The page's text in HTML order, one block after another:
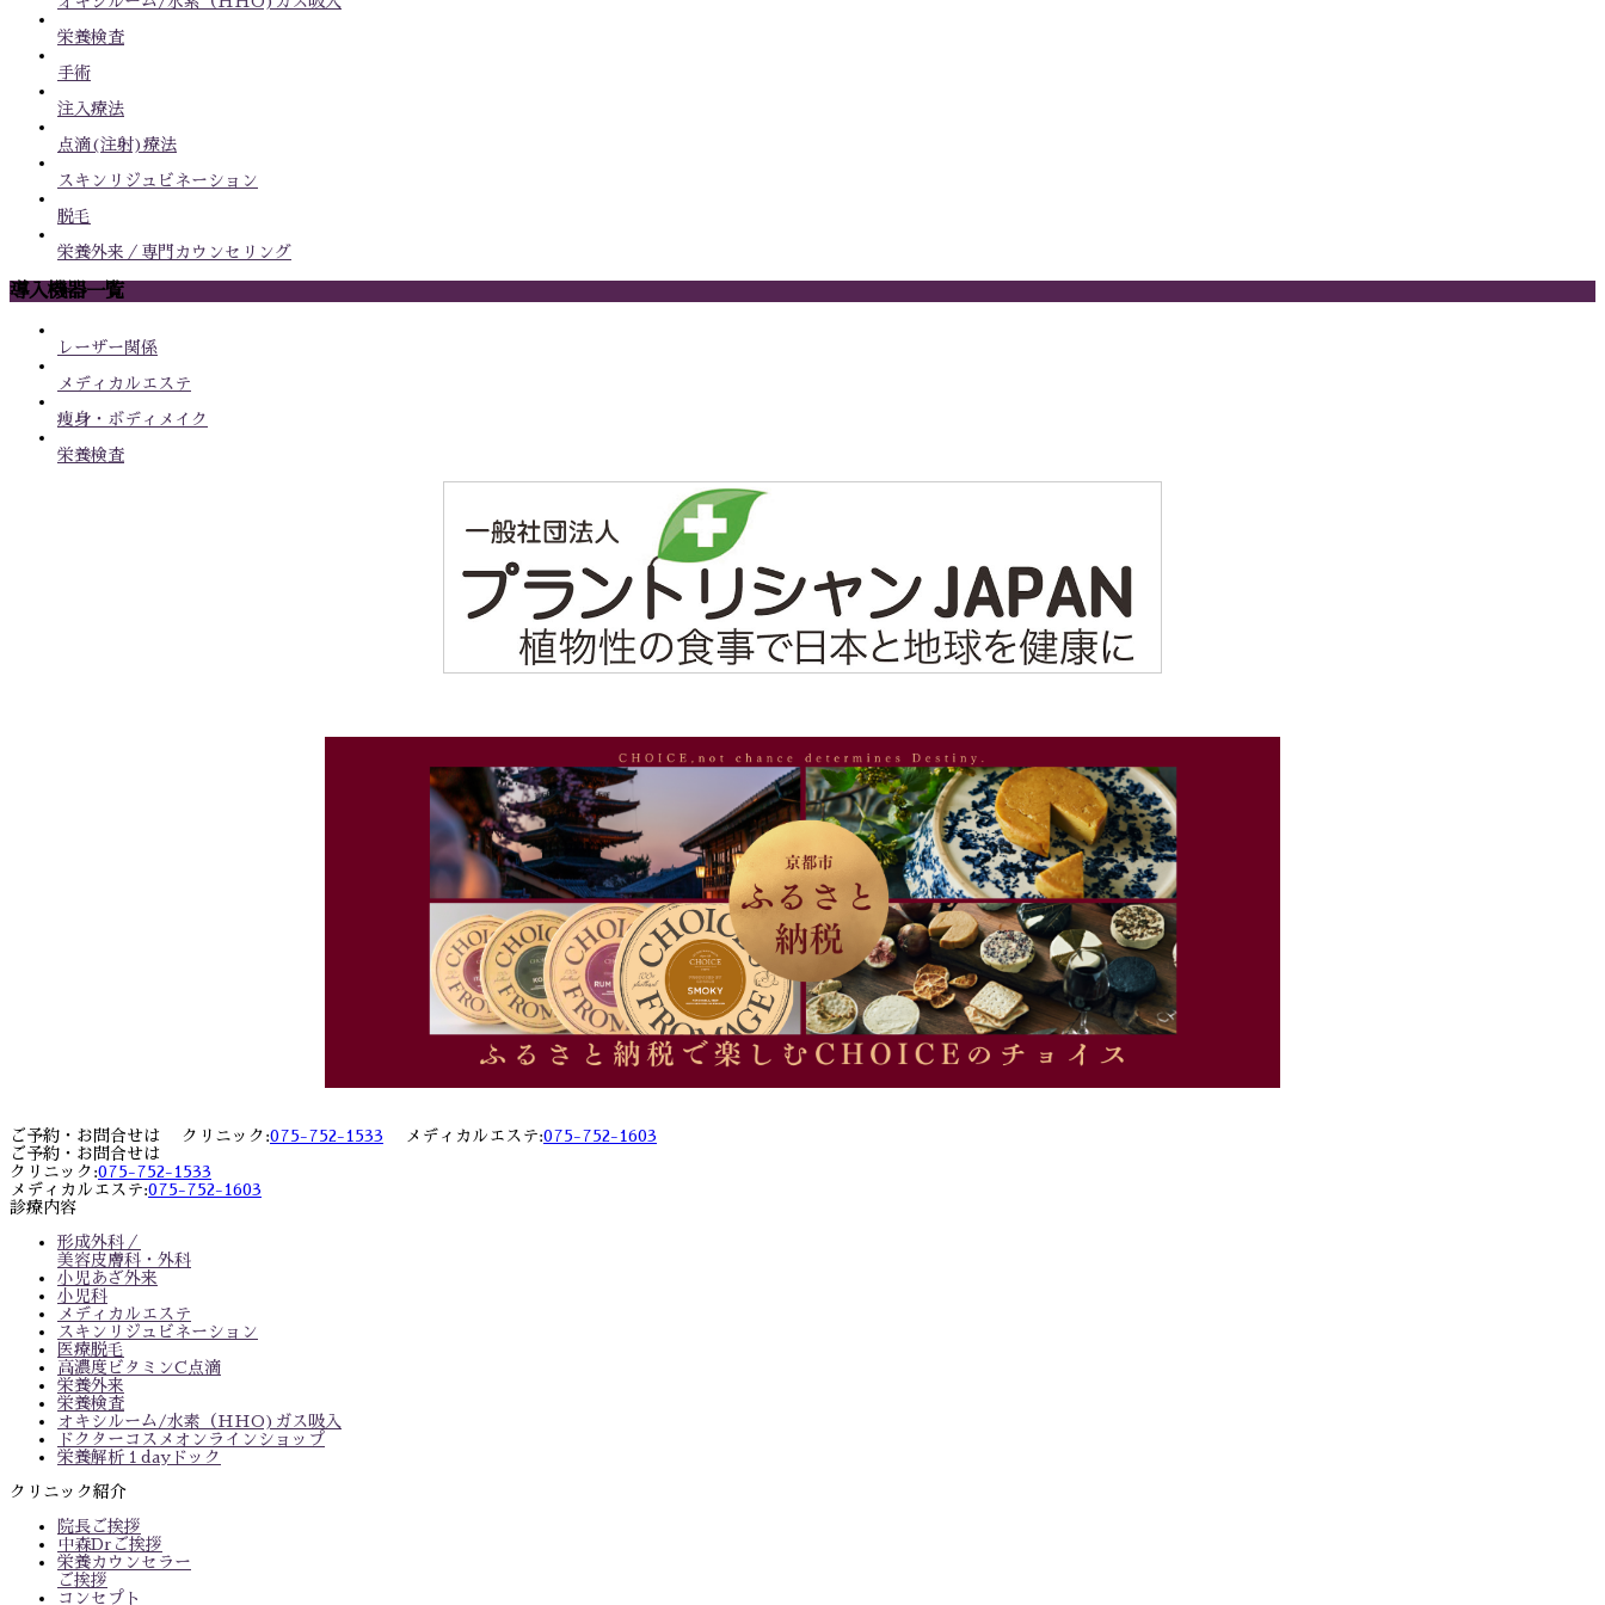
栄養検査
手術
注入療法
点滴(注射)療法
スキンリジュビネーション
脱毛
栄養外来／専門カウンセリング
導入機器一覧
レーザー関係
メディカルエステ
痩身・ボディメイク
栄養検査
ご予約・お問合せは クリニック:075-752-1533 メディカルエステ:075-752-1603
ご予約・お問合せは
クリニック:075-752-1533
メディカルエステ:075-752-1603
診療内容
形成外科／
美容皮膚科・外科
小児あざ外来
小児科
メディカルエステ
スキンリジュビネーション
医療脱毛
高濃度ビタミンC点滴
栄養外来
栄養検査
オキシルーム/水素（HHO)ガス吸入
ドクターコスメオンラインショップ
栄養解析１dayドック
クリニック紹介
院長ご挨拶
中森Drご挨拶
栄養カウンセラー
ご挨拶
コンセプト